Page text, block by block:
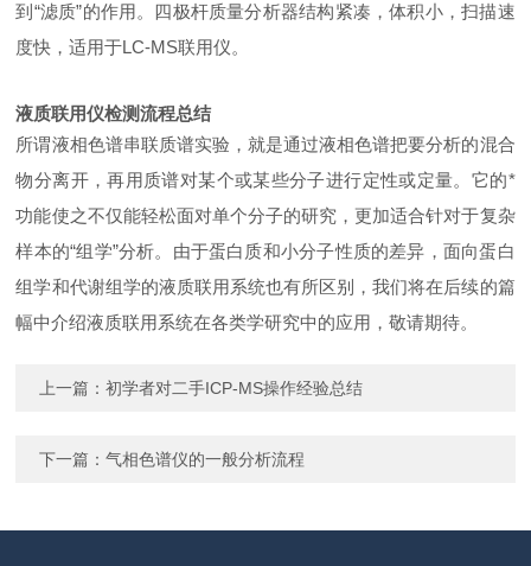
到“滤质”的作用。四极杆质量分析器结构紧凑，体积小，扫描速
度快，适用于LC-MS联用仪。
液质联用仪检测流程总结
所谓液相色谱串联质谱实验，就是通过液相色谱把要分析的混合
物分离开，再用质谱对某个或某些分子进行定性或定量。它的*
功能使之不仅能轻松面对单个分子的研究，更加适合针对于复杂
样本的“组学”分析。由于蛋白质和小分子性质的差异，面向蛋白
组学和代谢组学的液质联用系统也有所区别，我们将在后续的篇
幅中介绍液质联用系统在各类学研究中的应用，敬请期待。
上一篇：初学者对二手ICP-MS操作经验总结
下一篇：气相色谱仪的一般分析流程